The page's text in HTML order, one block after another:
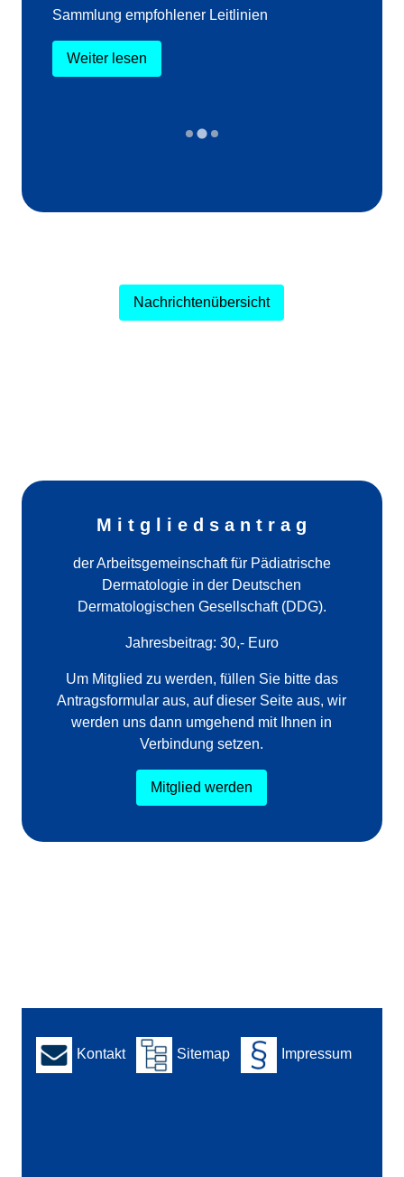
Sammlung empfohlener Leitlinien
Weiter lesen
Nachrichtenübersicht
M i t g l i e d s a n t r a g
der Arbeitsgemeinschaft für Pädiatrische
Dermatologie in der Deutschen
Dermatologischen Gesellschaft (DDG).
Jahresbeitrag: 30,- Euro
Um Mitglied zu werden, füllen Sie bitte das
Antragsformular aus, auf dieser Seite aus, wir
werden uns dann umgehend mit Ihnen in
Verbindung setzen.
Mitglied werden
Kontakt Sitemap Impressum